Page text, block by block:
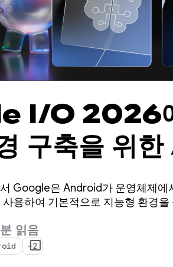
I/O 2026에
구축을 위
데이트
Google은 Android가 운영체제에
사용하여 기본적으로 지능형 환경
읽음
+2